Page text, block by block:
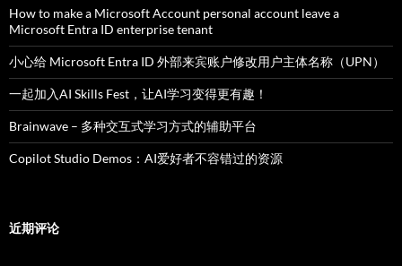
How to make a Microsoft Account personal account leave a
Microsoft Entra ID enterprise tenant
小心给 Microsoft Entra ID 外部来宾账户修改用户主体名称（UPN）
一起加入AI Skills Fest，让AI学习变得更有趣！
Brainwave – 多种交互式学习方式的辅助平台
Copilot Studio Demos：AI爱好者不容错过的资源
近期评论